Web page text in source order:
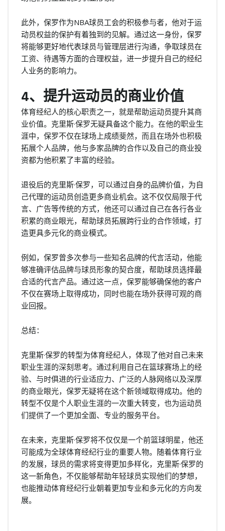
此外，保罗作为NBA球员工会的积极参与者，他对于运
动员权益的保护有着独到的见解。通过这一身份，保罗
将能够更好地代表球员与管理层进行沟通，争取球员在
工资、待遇等方面的合理权益，进一步提升自己的经纪
人业务的影响力。
4、提升运动员的商业价值
体育经纪人的核心职责之一，就是帮助运动员提升其商
业价值。克里斯·保罗无疑具备这个能力。在他的职业生
涯中，保罗不仅在球场上成绩斐然，而且在场外也积极
拓展个人品牌，他与多家品牌的合作以及自己的商业投
资都为他积累了丰富的经验。
退役后的克里斯·保罗，可以通过自身的品牌价值，为自
己代理的运动员创造更多商业机会。这不仅仅局限于代
言、广告等传统的方式，他还可以通过自己在各行各业
积累的商业眼光，帮助球员拓展跨行业的合作领域，打
造更具多元化的商业模式。
例如，保罗曾多次参与一些知名品牌的代言活动，他能
够准确评估品牌与球员形象的契合度，帮助球员选择最
合适的代言产品。通过这一点，保罗能够确保他的客户
不仅在赛场上取得成功，同时也能在场外获得可观的商
业回报。
总结：
克里斯·保罗的转型为体育经纪人，体现了他对自己未来
职业生涯的深刻思考。通过利用自己在篮球赛场上的经
验、与时俱进的行业适应力、广泛的人脉网络以及深厚
的商业眼光，保罗无疑将在这个新领域取得成功。他的
转型不仅是个人职业生涯的一次重大转变，也为运动员
们提供了一个更加全面、专业的服务平台。
在未来，克里斯·保罗将不仅仅是一个前篮球明星，他还
可能成为全球体育经纪行业的重要人物。随着体育行业
的发展，球员的需求将变得更加多样化，克里斯·保罗的
这一新角色，不仅能够帮助年轻球员实现他们的梦想，
也能推动体育经纪行业朝着更加专业和多元化的方向发
展。